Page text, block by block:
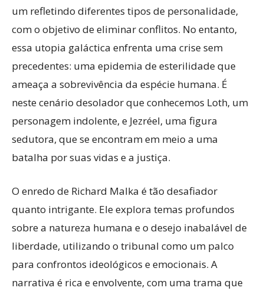
um refletindo diferentes tipos de personalidade,
com o objetivo de eliminar conflitos. No entanto,
essa utopia galáctica enfrenta uma crise sem
precedentes: uma epidemia de esterilidade que
ameaça a sobrevivência da espécie humana. É
neste cenário desolador que conhecemos Loth, um
personagem indolente, e Jezréel, uma figura
sedutora, que se encontram em meio a uma
batalha por suas vidas e a justiça.
O enredo de Richard Malka é tão desafiador
quanto intrigante. Ele explora temas profundos
sobre a natureza humana e o desejo inabalável de
liberdade, utilizando o tribunal como um palco
para confrontos ideológicos e emocionais. A
narrativa é rica e envolvente, com uma trama que